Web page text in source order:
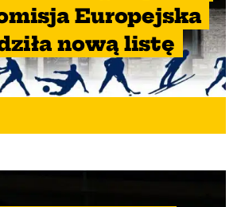
Europejska
nową listę